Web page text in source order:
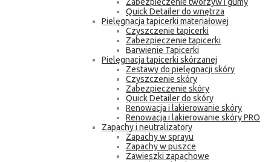
Quick Detailer do wnętrza
Pielęgnacja tapicerki materiałowej
Czyszczenie tapicerki
Zabezpieczenie tapicerki
Barwienie Tapicerki
Pielęgnacja tapicerki skórzanej
Zestawy do pielęgnacji skóry
Czyszczenie skóry
Zabezpieczenie skóry
Quick Detailer do skóry
Renowacja i lakierowanie skóry
Renowacja i lakierowanie skóry PRO
Zapachy i neutralizatory
Zapachy w sprayu
Zapachy w puszce
Zawieszki zapachowe